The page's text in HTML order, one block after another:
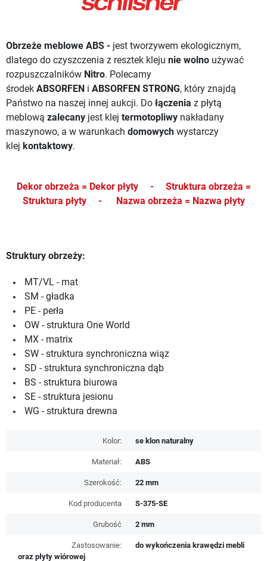
Obrzeże meblowe ABS - jest tworzywem ekologicznym,
dlatego do czyszczenia z resztek kleju nie wolno używać
rozpuszczalników Nitro. Polecamy
środek ABSORFEN i ABSORFEN STRONG, który znajdą
Państwo na naszej innej aukcji. Do łączenia z płytą
meblową zalecany jest klej termotopliwy nakładany
maszynowo, a w warunkach domowych wystarczy
klej kontaktowy.
Dekor obrzeża = Dekor płyty - Struktura obrzeża =
Struktura płyty - Nazwa obrzeża = Nazwa płyty
Struktury obrzeży:
MT/VL - mat
SM - gładka
PE - perła
OW - struktura One World
MX - matrix
SW - struktura synchroniczna wiąz
SD - struktura synchroniczna dąb
BS - struktura biurowa
SE - struktura jesionu
WG - struktura drewna
Kolor: se klon naturalny
Materiał: ABS
Szerokość: 22 mm
Kod producenta S-375-SE
Grubość 2 mm
Zastosowanie:
do wykończenia krawędzi mebli
oraz płyty wiórowej